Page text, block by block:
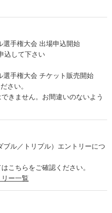
手権大会 出場申込開始
込して下さい
手権大会 チケット販売開始
さい。
せん。お間違いのないよう
ル／トリプル）エントリーにつ
ちらをご確認ください。
ー一覧